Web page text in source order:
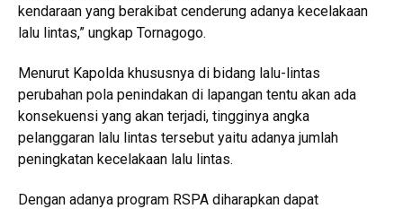
kendaraan yang berakibat cenderung adanya kecelakaan
lalu lintas,” ungkap Tornagogo.
Menurut Kapolda khususnya di bidang lalu-lintas
perubahan pola penindakan di lapangan tentu akan ada
konsekuensi yang akan terjadi, tingginya angka
pelanggaran lalu lintas tersebut yaitu adanya jumlah
peningkatan kecelakaan lalu lintas.
Dengan adanya program RSPA diharapkan dapat